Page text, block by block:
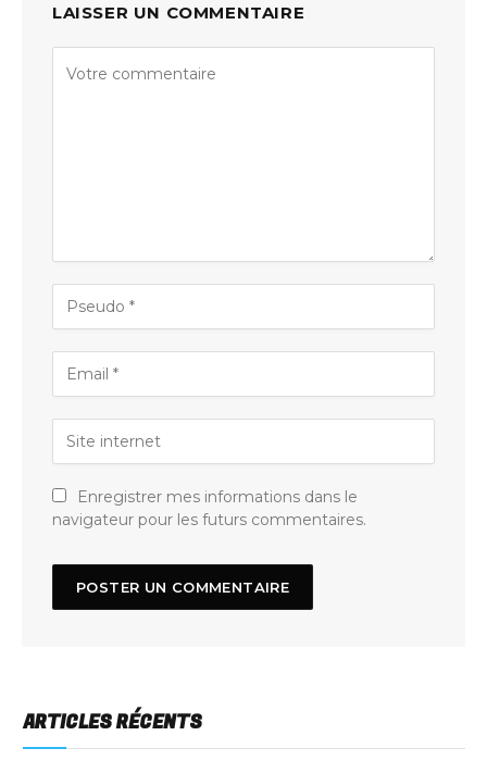
LAISSER UN COMMENTAIRE
Enregistrer mes informations dans le
navigateur pour les futurs commentaires.
ARTICLES RÉCENTS